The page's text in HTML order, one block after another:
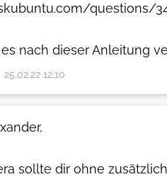
questions/
nach dieser Anleitung
25.02.22 12:10
sollte dir ohne